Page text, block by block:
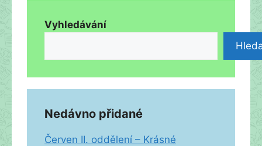
Vyhledávání
Nedávno přidané
Červen II. oddělení – Krásné